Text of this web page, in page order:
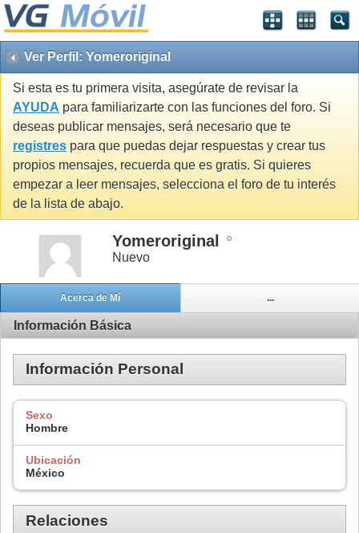
Ver Perfil: Yomeroriginal
Si esta es tu primera visita, asegúrate de revisar la
AYUDA para familiarizarte con las funciones del foro. Si
deseas publicar mensajes, será necesario que te
registres para que puedas dejar respuestas y crear tus
propios mensajes, recuerda que es gratis. Si quieres
empezar a leer mensajes, selecciona el foro de tu interés
de la lista de abajo.
Yomeroriginal
Nuevo
Acerca de Mí ...
Información Básica
Información Personal
Sexo
Hombre
Ubicación
México
Relaciones